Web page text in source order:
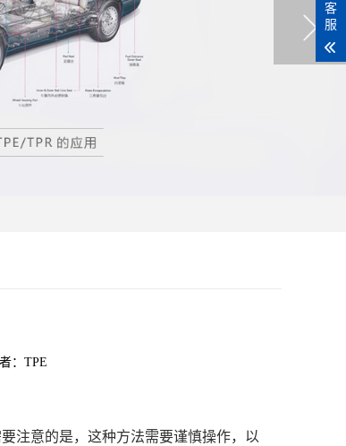
：TPE
注意的是，这种方法需要谨慎操作，以
客
服